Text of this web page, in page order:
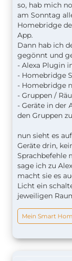
so, hab mich
am Sonntag
Homebridge
App.
Dann hab ich
gegönnt und
- Alexa Plugin
- Homebridge
- Homebridge
- Gruppen /
- Geräte in der
den Gruppen
nun sieht es
Geräte drin,
Sprachbefehle
sage ich zu
macht sie es
Licht ein
jeweiligen
Mein Smart